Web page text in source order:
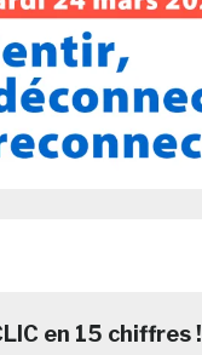
en 15 chiffres !